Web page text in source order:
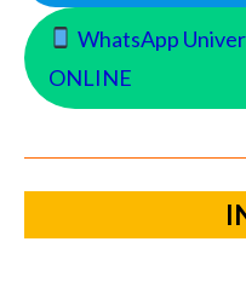
WhatsApp
ONLINE